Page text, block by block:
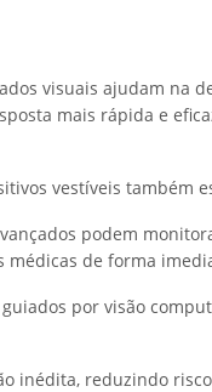
visuais ajudam na
mais rápida e
vestíveis também
podem
de forma
por visão
inédita, reduzindo